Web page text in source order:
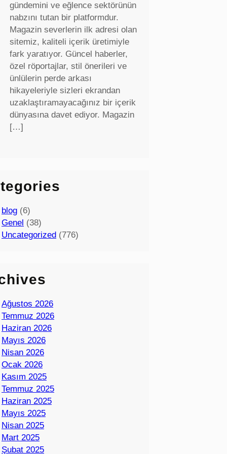
gündemini ve eğlence sektörünün
nabzını tutan bir platformdur.
Magazin severlerin ilk adresi olan
sitemiz, kaliteli içerik üretimiyle
fark yaratıyor. Güncel haberler,
özel röportajlar, stil önerileri ve
ünlülerin perde arkası
hikayeleriyle sizleri ekrandan
uzaklaştıramayacağınız bir içerik
dünyasına davet ediyor. Magazin
[…]
blog (6)
Genel (38)
Uncategorized (776)
Ağustos 2026
Temmuz 2026
Haziran 2026
Mayıs 2026
Nisan 2026
Ocak 2026
Kasım 2025
Temmuz 2025
Haziran 2025
Mayıs 2025
Nisan 2025
Mart 2025
Şubat 2025